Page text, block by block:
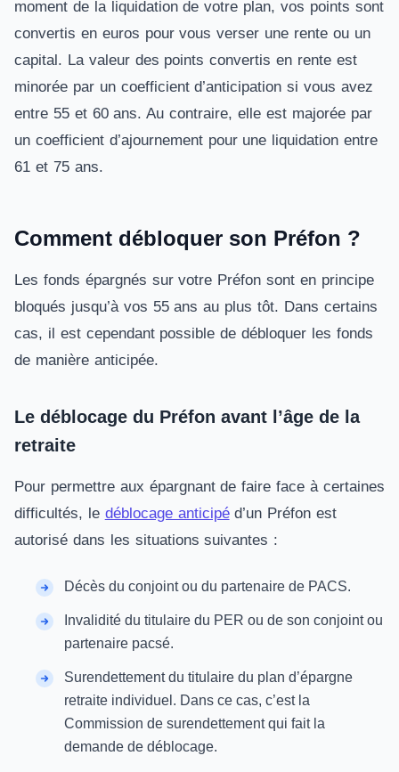
moment de la liquidation de votre plan, vos points sont
convertis en euros pour vous verser une rente ou un
capital. La valeur des points convertis en rente est
minorée par un coefficient d’anticipation si vous avez
entre 55 et 60 ans. Au contraire, elle est majorée par
un coefficient d’ajournement pour une liquidation entre
61 et 75 ans.
Comment débloquer son Préfon ?
Les fonds épargnés sur votre Préfon sont en principe
bloqués jusqu’à vos 55 ans au plus tôt. Dans certains
cas, il est cependant possible de débloquer les fonds
de manière anticipée.
Le déblocage du Préfon avant l’âge de la
retraite
Pour permettre aux épargnant de faire face à certaines
difficultés, le déblocage anticipéd’un Préfon est
autorisé dans les situations suivantes :
Décès du conjoint ou du partenaire de PACS.
Invalidité du titulaire du PER ou de son conjoint ou
partenaire pacsé.
Surendettement du titulaire du plan d’épargne
retraite individuel. Dans ce cas, c’est la
Commission de surendettement qui fait la
demande de déblocage.